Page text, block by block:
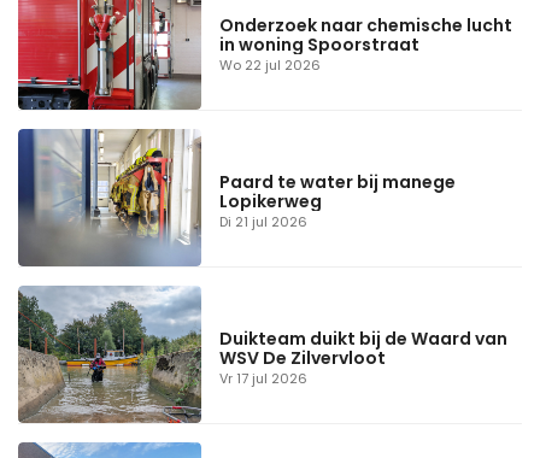
Wo 22 jul 2026
Onderzoek naar chemische lucht
in woning Spoorstraat
Di 21 jul 2026
Paard te water bij manege
Lopikerweg
Vr 17 jul 2026
Duikteam duikt bij de Waard van
WSV De Zilvervloot